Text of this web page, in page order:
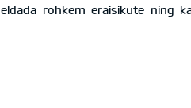
rohkem eraisikute ning